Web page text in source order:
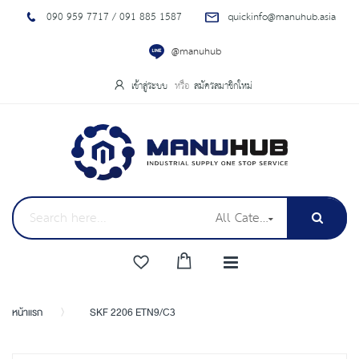
090 959 7717 / 091 885 1587
quickinfo@manuhub.asia
@manuhub
เข้าสู่ระบบ สมัครสมาชิกใหม่
All Categories
หน้าแรก SKF 2206 ETN9/C3